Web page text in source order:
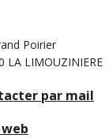
Poirier
LA LIMOUZINIERE
par mail